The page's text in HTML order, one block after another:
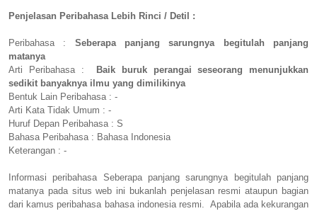
Penjelasan Peribahasa Lebih Rinci / Detil :
Peribahasa : Seberapa panjang sarungnya begitulah panjang
matanya
Arti Peribahasa :
Baik buruk perangai seseorang menunjukkan
sedikit banyaknya ilmu yang dimilikinya
Bentuk Lain Peribahasa : -
Arti Kata Tidak Umum : -
Huruf Depan Peribahasa : S
Bahasa Peribahasa : Bahasa Indonesia
Keterangan : -
Informasi peribahasa Seberapa panjang sarungnya begitulah panjang
matanya pada situs web ini bukanlah penjelasan resmi ataupun bagian
dari kamus peribahasa bahasa indonesia resmi. Apabila ada kekurangan